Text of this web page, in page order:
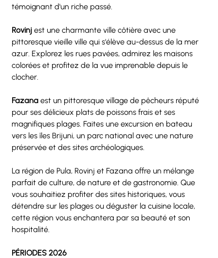
témoignant d'un riche passé.
Rovinj est une charmante ville côtière avec une
pittoresque vieille ville qui s'élève au-dessus de la mer
azur. Explorez les rues pavées, admirez les maisons
colorées et profitez de la vue imprenable depuis le
clocher.
Fazana est un pittoresque village de pêcheurs réputé
pour ses délicieux plats de poissons frais et ses
magnifiques plages. Faites une excursion en bateau
vers les îles Brijuni, un parc national avec une nature
préservée et des sites archéologiques.
La région de Pula, Rovinj et Fazana offre un mélange
parfait de culture, de nature et de gastronomie. Que
vous souhaitiez profiter des sites historiques, vous
détendre sur les plages ou déguster la cuisine locale,
cette région vous enchantera par sa beauté et son
hospitalité.
PÉRIODES 2026